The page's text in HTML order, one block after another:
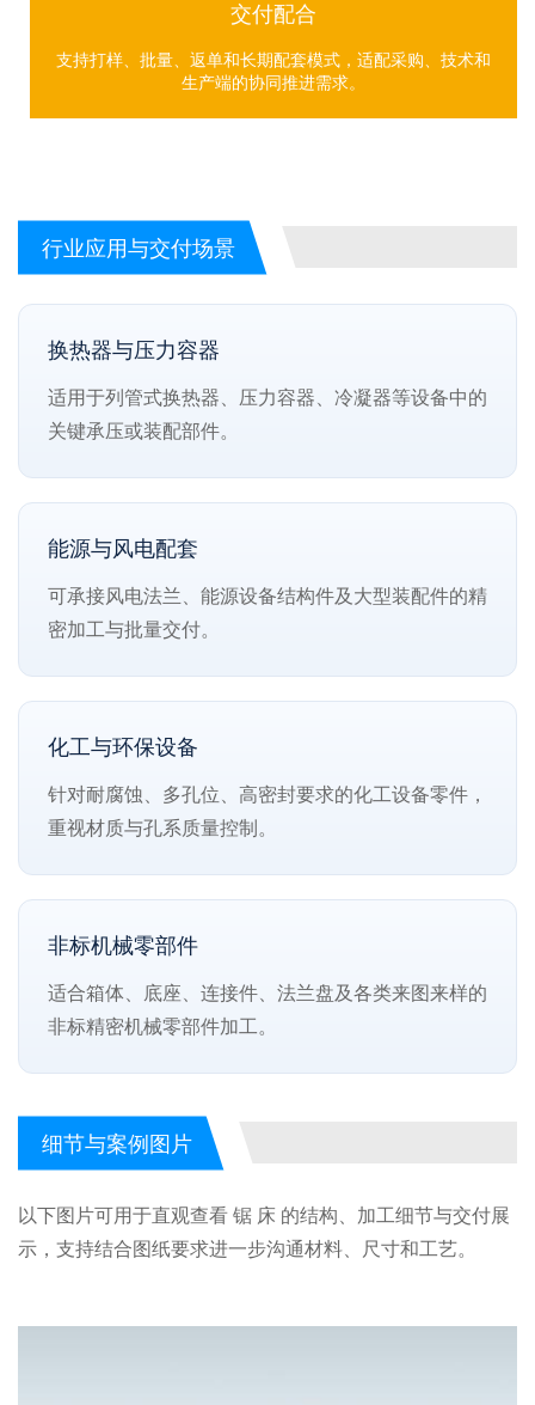
交付配合
支持打样、批量、返单和长期配套模式，适配采购、技术和
生产端的协同推进需求。
行业应用与交付场景
换热器与压力容器
适用于列管式换热器、压力容器、冷凝器等设备中的
关键承压或装配部件。
能源与风电配套
可承接风电法兰、能源设备结构件及大型装配件的精
密加工与批量交付。
化工与环保设备
针对耐腐蚀、多孔位、高密封要求的化工设备零件，
重视材质与孔系质量控制。
非标机械零部件
适合箱体、底座、连接件、法兰盘及各类来图来样的
非标精密机械零部件加工。
细节与案例图片
以下图片可用于直观查看 锯 床 的结构、加工细节与交付展
示，支持结合图纸要求进一步沟通材料、尺寸和工艺。